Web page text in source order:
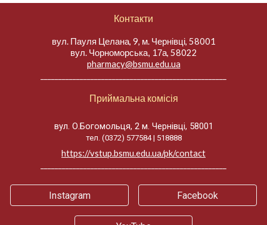
Контакти
вул. Пауля Целана, 9, м. Чернівці, 58001
вул. Чорноморська, 17а, 58022
pharmacy@bsmu.edu.ua
Приймальна комісія
вул. О.Богомольця, 2 м. Чернівці, 58001
тел. (0372) 577584 | 518888
https://vstup.bsmu.edu.ua/pk/contact
Instagram Facebook